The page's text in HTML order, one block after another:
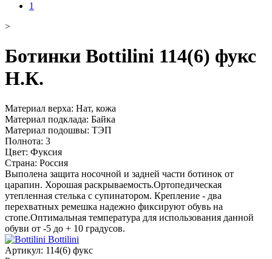
>
Ботинки Bottilini 114(6) фукс
Н.К.
Материал верха: Нат, кожа
Материал подклада: Байка
Материал подошвы: ТЭП
Полнота: 3
Цвет: Фуксия
Страна: Россия
Выполена защита носочной и задней части ботинок от
царапин. Хорошая раскрываемость.Ортопедическая
утепленная стелька с супинатором. Крепление - два
перехватных ремешка надежно фиксируют обувь на
стопе.Оптимальная температура для использования данной
обуви от -5 до + 10 градусов.
Bottilini
Артикул: 114(6) фукс